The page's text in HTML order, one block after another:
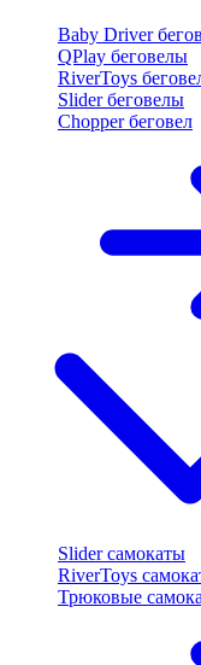
Baby Driver
QPlay беговелы
RiverToys
Slider беговелы
Chopper беговел
Slider самокаты
RiverToys
Трюковые